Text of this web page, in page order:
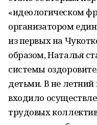
«идеологическом
организатором
из первых на
образом, Наталья
системы
детьми. В не летний
входило
трудовых